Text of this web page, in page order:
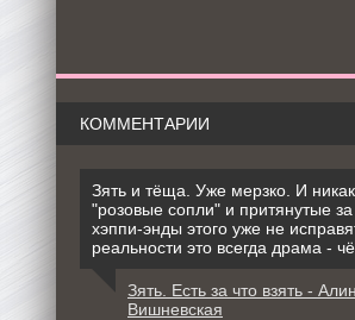
КОММЕНТАРИИ
Зять и тёща. Уже мерзко. И
"розовые сопли" и притянутые
хэппи-энды этого уже не
реальности это всегда драма -
Зять. Есть за что взять -
Вишневская